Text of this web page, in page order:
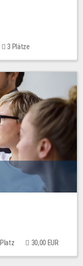
3 Plätze
30,00 EUR